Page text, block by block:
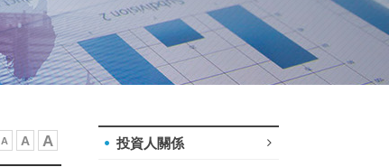
投資人關係
A A A